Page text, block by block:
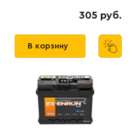
305 руб.
В корзину